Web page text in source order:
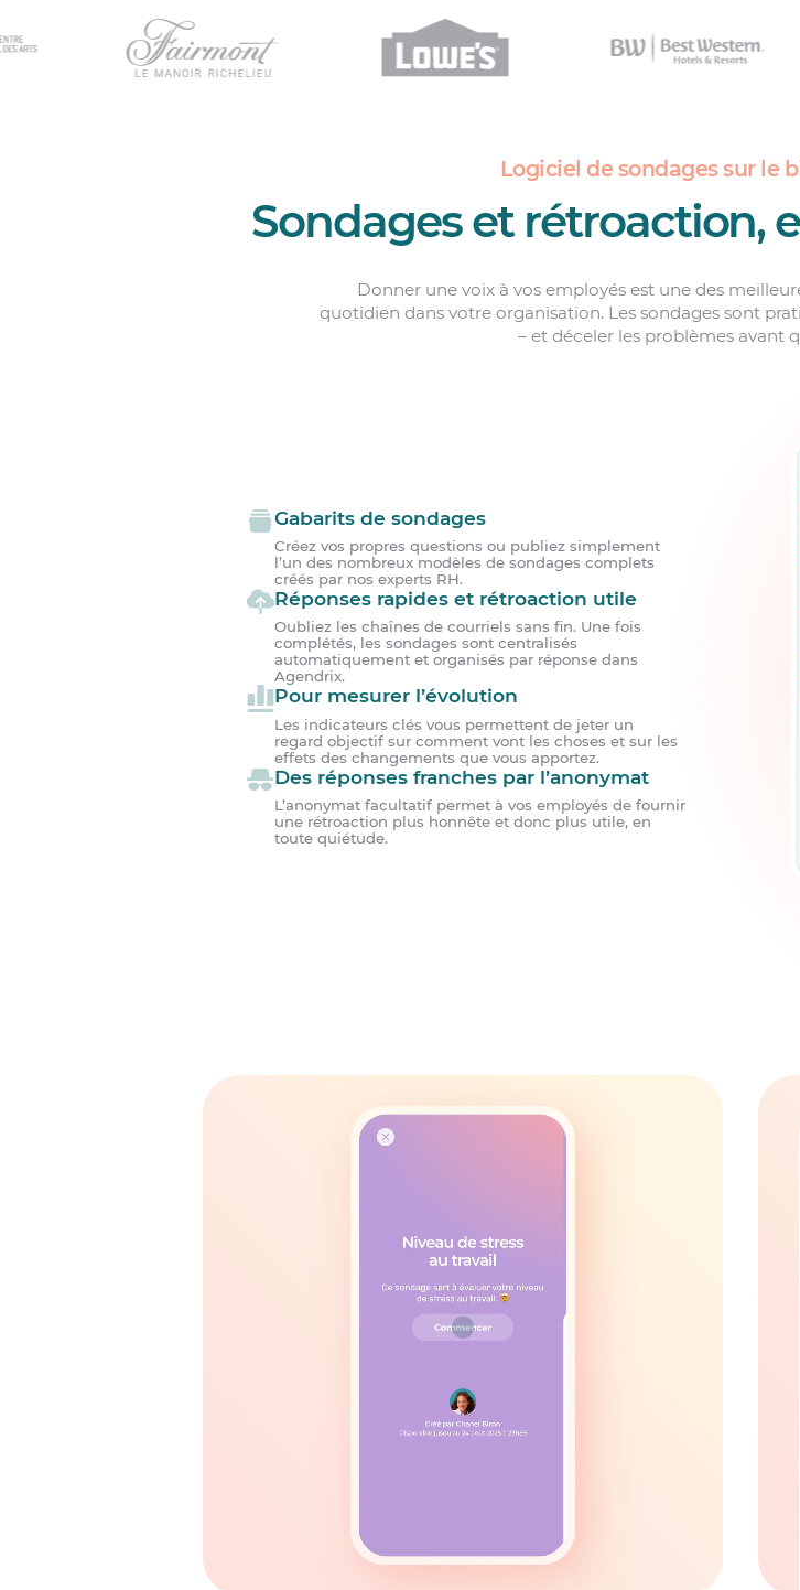
Logiciel de sondages sur le
Sondages et rétroaction,
Donner une voix à vos employés est une des
quotidien dans votre organisation. Les sondages sont
– et déceler les problèmes avant
Gabarits de sondages
Créez vos propres questions ou publiez simplement
l’un des nombreux modèles de sondages complets
créés par nos experts RH.
Réponses rapides et rétroaction utile
Oubliez les chaînes de courriels sans fin. Une fois
complétés, les sondages sont centralisés
automatiquement et organisés par réponse dans
Agendrix.
Pour mesurer l’évolution
Les indicateurs clés vous permettent de jeter un
regard objectif sur comment vont les choses et sur les
effets des changements que vous apportez.
Des réponses franches par l’anonymat
L’anonymat facultatif permet à vos employés de fournir
une rétroaction plus honnête et donc plus utile, en
toute quiétude.